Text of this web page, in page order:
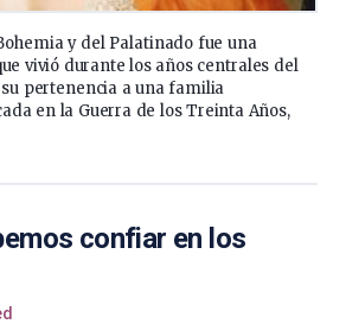
y del Palatinado fue una
vivió durante los años centrales del
pertenencia a una familia
en la Guerra de los Treinta Años,
confiar en los